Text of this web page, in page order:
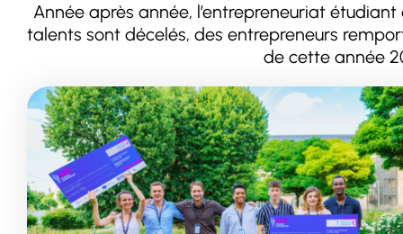
Année après année, l’entrepreneuriat
talents sont décelés, des entrepreneurs
de cette année